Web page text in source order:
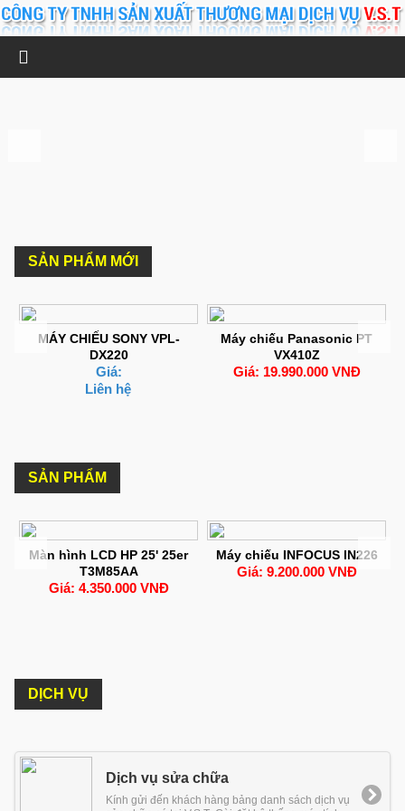
SẢN PHẨM MỚI
MÁY CHIẾU SONY VPL-
DX220
Giá:
Liên hệ
Máy chiếu Panasonic PT
VX410Z
Giá: 19.990.000 VNĐ
SẢN PHẨM
Màn hình LCD HP 25' 25er
T3M85AA
Giá: 4.350.000 VNĐ
Máy chiếu INFOCUS IN226
Giá: 9.200.000 VNĐ
DỊCH VỤ
Dịch vụ sửa chữa
Kính gửi đến khách hàng bảng danh sách dịch vụ